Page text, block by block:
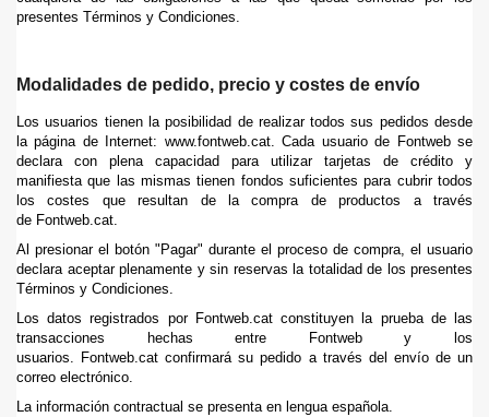
presentes Términos y Condiciones.
Modalidades de pedido, precio y costes de envío
Los usuarios tienen la posibilidad de realizar todos sus pedidos desde
la página de Internet: www.fontweb.cat. Cada usuario de Fontweb se
declara con plena capacidad para utilizar tarjetas de crédito y
manifiesta que las mismas tienen fondos suficientes para cubrir todos
los costes que resultan de la compra de productos a través
de Fontweb.cat.
Al presionar el botón "Pagar" durante el proceso de compra, el usuario
declara aceptar plenamente y sin reservas la totalidad de los presentes
Términos y Condiciones.
Los datos registrados por Fontweb.cat constituyen la prueba de las
transacciones hechas entre Fontweb y los
usuarios. Fontweb.cat confirmará su pedido a través del envío de un
correo electrónico.
La información contractual se presenta en lengua española.